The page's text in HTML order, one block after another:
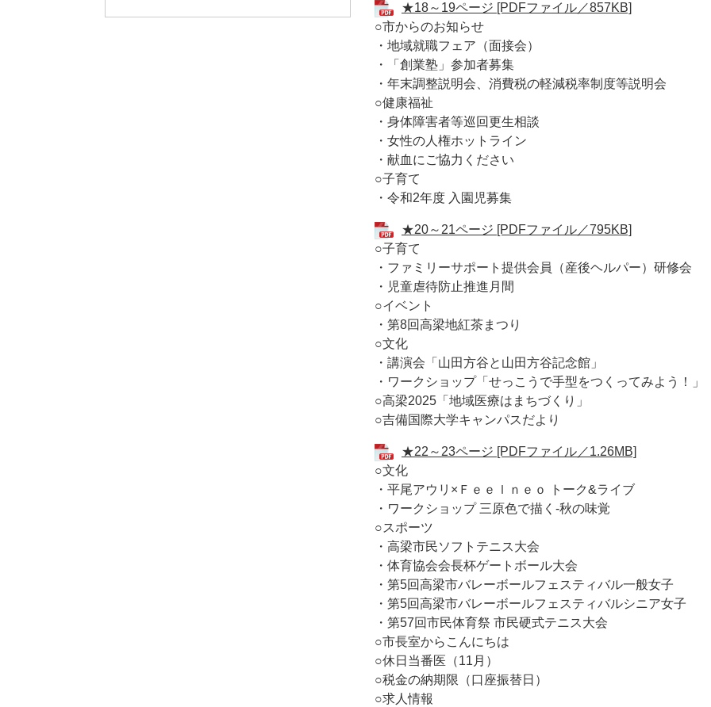
★18～19ページ [PDFファイル／857KB]
○市からのお知らせ
・地域就職フェア（面接会）
・「創業塾」参加者募集
・年末調整説明会、消費税の軽減税率制度等説明会
○健康福祉
・身体障害者等巡回更生相談
・女性の人権ホットライン
・献血にご協力ください
○子育て
・令和2年度 入園児募集
★20～21ページ [PDFファイル／795KB]
○子育て
・ファミリーサポート提供会員（産後ヘルパー）研修会
・児童虐待防止推進月間
○イベント
・第8回高梁地紅茶まつり
○文化
・講演会「山田方谷と山田方谷記念館」
・ワークショップ「せっこうで手型をつくってみよう！」
○高梁2025「地域医療はまちづくり」
○吉備国際大学キャンパスだより
★22～23ページ [PDFファイル／1.26MB]
○文化
・平尾アウリ×Ｆｅｅｌｎｅｏ トーク&ライブ
・ワークショップ 三原色で描く‐秋の味覚
○スポーツ
・高梁市民ソフトテニス大会
・体育協会会長杯ゲートボール大会
・第5回高梁市バレーボールフェスティバル一般女子
・第5回高梁市バレーボールフェスティバルシニア女子
・第57回市民体育祭 市民硬式テニス大会
○市長室からこんにちは
○休日当番医（11月）
○税金の納期限（口座振替日）
○求人情報